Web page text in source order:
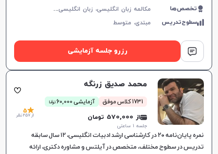
همه گروه‌های سنی به کار می‌گیرد.
تخصص‌ها م
کالمه زبان انگلیسی، زبان انگلیسی عمومی، گرامر زبان انگلیسی، زبان انگلیسی آمریکایی، زبان انگلیسی هفتم دبیرستان، زبان انگلیسی هشتم دبیرستان، زبان انگلیسی نهم دبیرستان، زبان انگلیسی دهم دبیرستان، زبان انگلیسی یازدهم دبیرستان، زبان انگلیسی دوازدهم دبیرستان
سطوح‌تدریس مبتدی، متوسط
رزرو جلسه آزمایشی
محمد صدیق زرنگه
1731 کلاس موفق آزمایشی 60,000 توما
ن
از 570,000 تومان
جلسه ۱ ساعتی
5
از 257 نظر
نمره پایان‌نامه ۲۰ در کارشناسی ارشد ادبیات انگلیسی، ۱۲ سال سابقه
تدریس در سطوح مختلف، متخصص در آیلتس و مشاوره دکتری، ارائه